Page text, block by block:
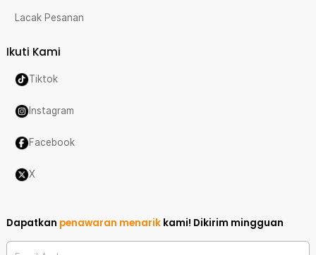
Lacak Pesanan
Ikuti Kami
Tiktok
Instagram
Facebook
X
Dapatkan penawaran menarik kami! Dikirim mingguan